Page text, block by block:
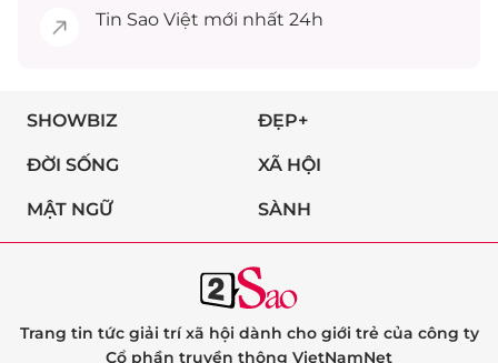
Tin Sao Việt mới nhất 24h
SHOWBIZ ĐẸP+
ĐỜI SỐNG XÃ HỘI
MẬT NGỮ SÀNH
Trang tin tức giải trí xã hội dành cho giới trẻ của công ty
Cổ phần truyền thông VietNamNet